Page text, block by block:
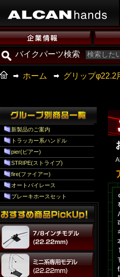
バイクパーツ検索
ホーム グリップφ22.2
新製品のご案内
トラッカー系ハンドル
pier(ピアー)
STRIPE(ストライプ)
fire(ファイアー)
オートバイレース
ブレーキホースセット